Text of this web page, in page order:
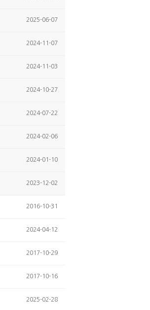
2025-06-07
2024-11-07
2024-11-03
2024-10-27
2024-07-22
2024-02-06
2024-01-10
2023-12-02
2016-10-31
2024-04-12
2017-10-29
2017-10-16
2025-02-28